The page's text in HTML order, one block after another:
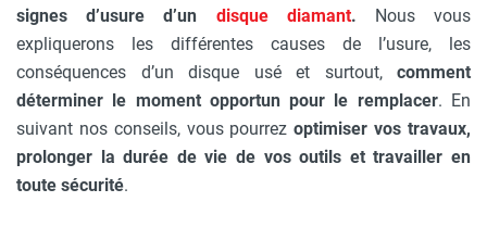
signes d’usure d’un disque diamant. Nous vous
expliquerons les différentes causes de l’usure, les
conséquences d’un disque usé et surtout, comment
déterminer le moment opportun pour le remplacer. En
suivant nos conseils, vous pourrezoptimiser vos travaux,
prolonger la durée de vie de vos outils et travailler en
toute sécurité.